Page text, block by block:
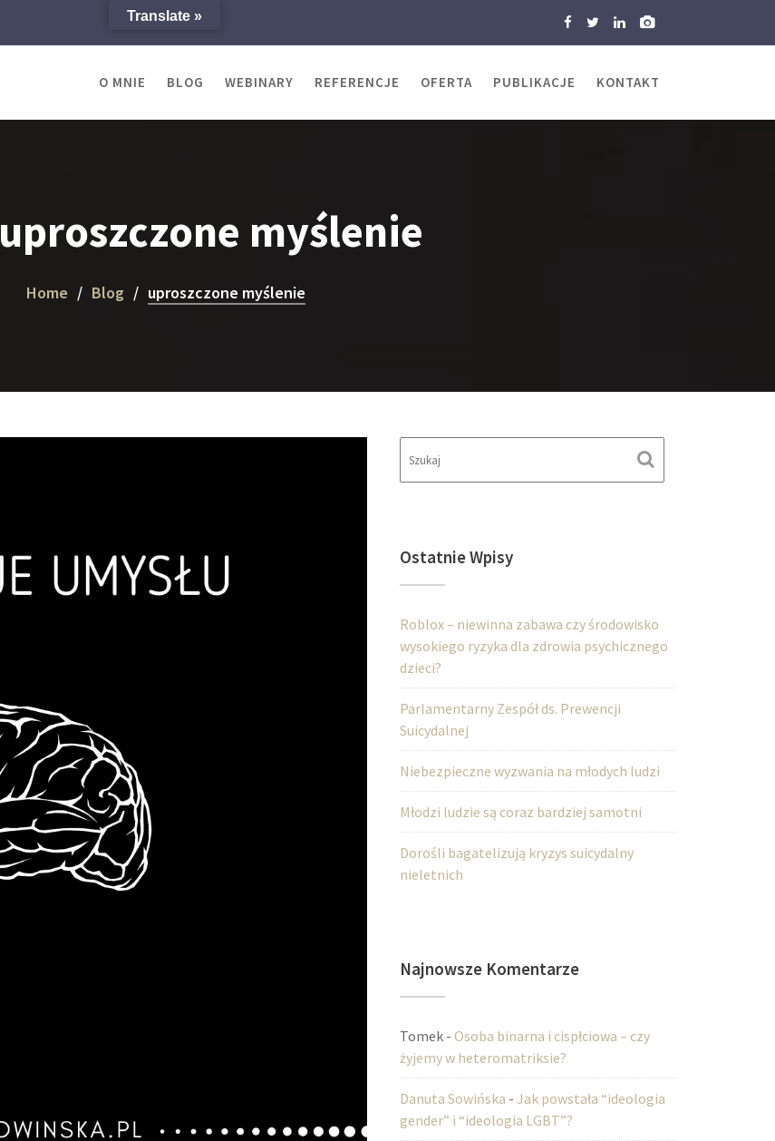
O MNIE BLOG WEBINARY REFERENCJE OFERTA PUBLIKACJE KONTAKT
uproszczone myślenie
Home Blog uproszczone myślenie
Ostatnie Wpisy
Roblox – niewinna zabawa czy środowisko
wysokiego ryzyka dla zdrowia psychicznego
dzieci?
Parlamentarny Zespół ds. Prewencji
Suicydalnej
Niebezpieczne wyzwania na młodych ludzi
Młodzi ludzie są coraz bardziej samotni
Dorośli bagatelizują kryzys suicydalny
nieletnich
Najnowsze Komentarze
Tomek -Osoba binarna i cispłciowa – czy
żyjemy w heteromatriksie?
Danuta Sowińska -Jak powstała “ideologia
gender” i “ideologia LGBT”?
Translate »